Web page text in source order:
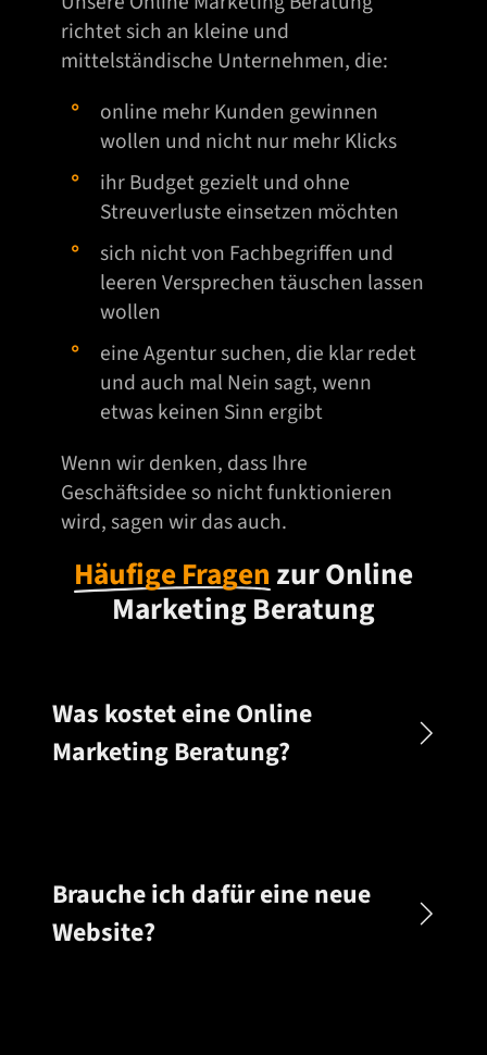
n
u
r
l
d
h
r
k
t
z
e
richtet sich an kleine und
mittelständische Unternehmen, die:
online mehr Kunden gewinnen
wollen und nicht nur mehr Klicks
ihr Budget gezielt und ohne
Streuverluste einsetzen möchten
sich nicht von Fachbegriffen und
leeren Versprechen täuschen lassen
wollen
eine Agentur suchen, die klar redet
und auch mal Nein sagt, wenn
etwas keinen Sinn ergibt
Wenn wir denken, dass Ihre
Geschäftsidee so nicht funktionieren
wird, sagen wir das auch.
Häufige Fragen zur Online
Marketing Beratung
Was kostet eine Online
Marketing Beratung?
Brauche ich dafür eine neue
Website?